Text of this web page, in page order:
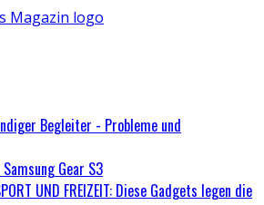
Begleiter - Probleme und
Gear S3
UND FREIZEIT: Diese Gadgets legen die